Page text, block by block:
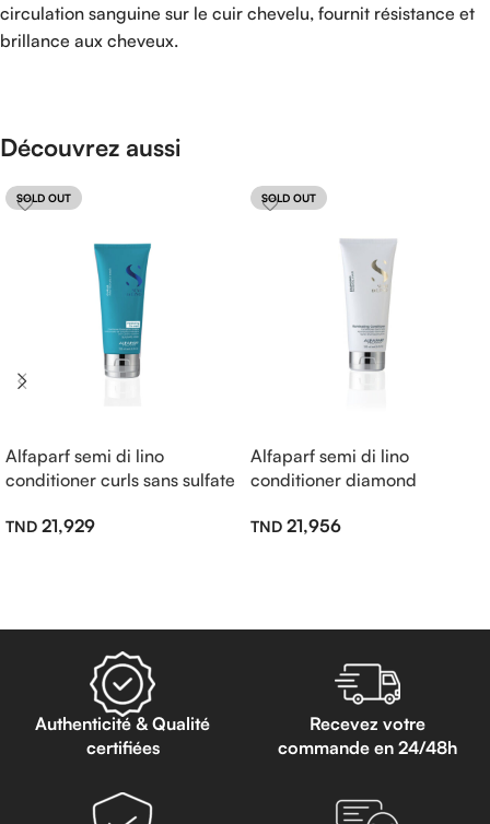
circulation sanguine sur le cuir chevelu, fournit résistance et
brillance aux cheveux.
Découvrez aussi
SOLD OUT
Alfaparf semi di lino
conditioner curls sans sulfate
21,929
SOLD OUT
Alfaparf semi di lino
conditioner diamond
200ml21,956
Authenticité & Qualité
certifiées
Recevez votre
commande en 24/48h